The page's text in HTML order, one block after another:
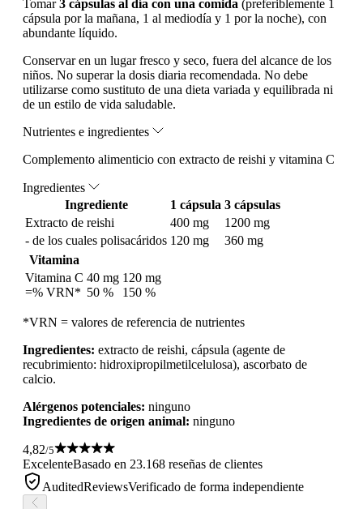
Tomar3 cápsulas al día con una comida (preferiblemente 1
cápsula por la mañana, 1 al mediodía y 1 por la noche), con
abundante líquido.
Conservar en un lugar fresco y seco, fuera del alcance de los
niños. No superar la dosis diaria recomendada. No debe
utilizarse como sustituto de una dieta variada y equilibrada ni
de un estilo de vida saludable.
Nutrientes e ingredientes
Complemento alimenticio con extracto de reishi y vitamina C
Ingredientes
Ingrediente
1 cápsula 3 cápsulas
Extracto de reishi
400 mg
1200 mg
- de los cuales polisacáridos 120 mg
360 mg
Vitamina
Vitamina C
=% VRN*
40 mg
50 %
120 mg
150 %
*VRN = valores de referencia de nutrientes
Ingredientes: extracto de reishi, cápsula (agente de
recubrimiento: hidroxipropilmetilcelulosa), ascorbato de
calcio.
Alérgenos potenciales: ninguno
Ingredientes de origen animal: ninguno
4,82/5
ExcelenteBasado en 23.168 reseñas de clientes
AuditedReviewsVerificado de forma independiente